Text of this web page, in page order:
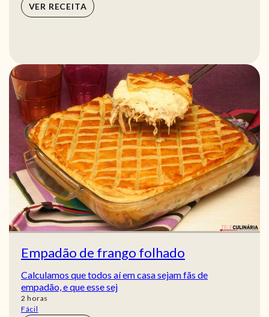
VER RECEITA
Empadão de frango folhado
Calculamos que todos aí em casa sejam fãs de
empadão, e que esse sej
2 horas
horas
Fácil